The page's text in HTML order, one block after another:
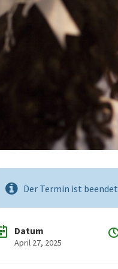
Der Termin ist beendet
Datum
April 27, 2025